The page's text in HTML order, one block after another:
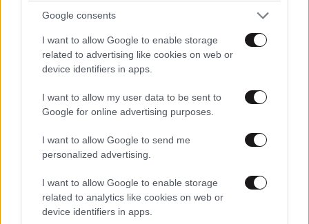
Google consents
I want to allow Google to enable storage
related to advertising like cookies on web or
device identifiers in apps.
I want to allow my user data to be sent to
Google for online advertising purposes.
I want to allow Google to send me
personalized advertising.
I want to allow Google to enable storage
related to analytics like cookies on web or
device identifiers in apps.
LIFESTYLE 08·08·2026 09:01
Νία Βαρντάλος – Σπύρος Κατσαγάνης: Μια
σχέση που θυμίζει σενάριο ταινίας και μετρά